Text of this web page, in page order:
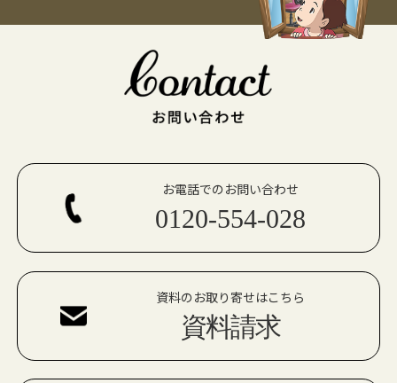
お電話でのお問い合わせ
0120-554-028
資料のお取り寄せはこちら
資料請求